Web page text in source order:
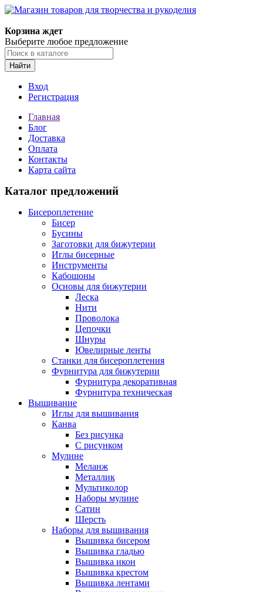
Корзина ждет
Выберите любое предложение
Найти
Вход
Регистрация
Главная
Блог
Доставка
Оплата
Контакты
Карта сайта
Каталог предложений
Бисероплетение
Бисер
Бусины
Заготовки для бижутерии
Иглы бисерные
Инструменты
Кабошоны
Основы для бижутерии
Леска
Нити
Проволока
Цепочки
Шнуры
Ювелирные ленты
Станки для бисероплетения
Фурнитура для бижутерии
Фурнитура декоративная
Фурнитура техническая
Вышивание
Иглы для вышивания
Канва
Без рисунка
С рисунком
Мулине
Меланж
Металлик
Мультиколор
Наборы мулине
Сатин
Шерсть
Наборы для вышивания
Вышивка бисером
Вышивка гладью
Вышивка икон
Вышивка крестом
Вышивка лентами